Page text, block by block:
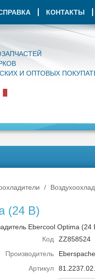
КОНТАКТЫ
И ОПТОВЫХ
(24 В)
Ebercool Optima (24
Код
ZZ858524
Производитель
Артикул